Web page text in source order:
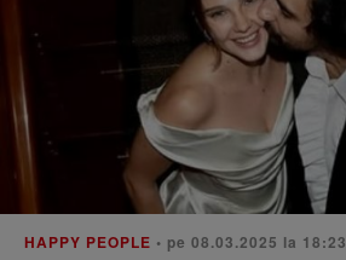
HAPPY PEOPLE • pe 08.03.2025 la 18:23